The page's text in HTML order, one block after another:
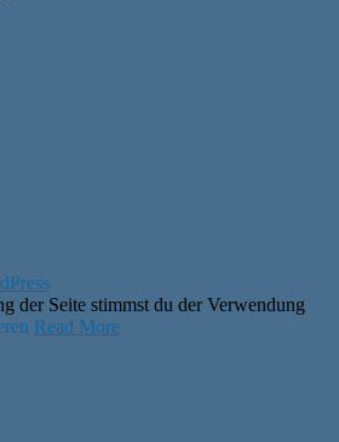
der Seite stimmst du der Verwendung
Read More